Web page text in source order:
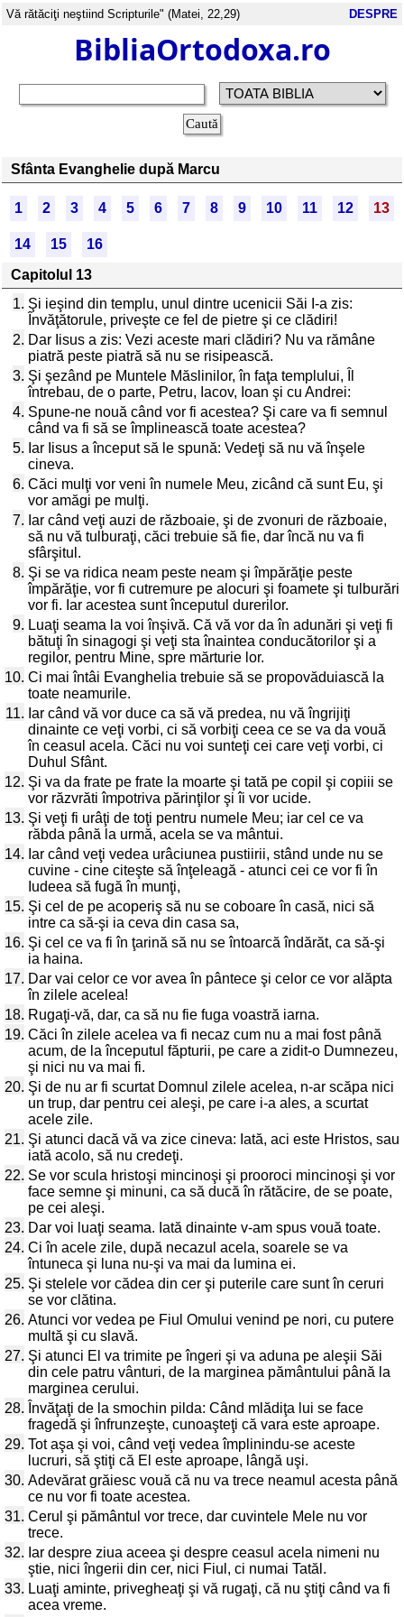
Vă rătăciţi neştiind Scripturile" (Matei, 22,29) DESPRE
BibliaOrtodoxa.ro
Sfânta Evanghelie după Marcu
1 2 3 4 5 6 7 8 9 10 11 12 13
14 15
16
Capitolul 13
1. Şi ieşind din templu, unul dintre ucenicii Săi I-a zis:
Învăţătorule, priveşte ce fel de pietre şi ce clădiri!
2. Dar Iisus a zis: Vezi aceste mari clădiri? Nu va rămâne
piatră peste piatră să nu se risipească.
3. Şi şezând pe Muntele Măslinilor, în faţa templului, Îl
întrebau, de o parte, Petru, Iacov, Ioan şi cu Andrei:
4. Spune-ne nouă când vor fi acestea? Şi care va fi semnul
când va fi să se împlinească toate acestea?
5. Iar Iisus a început să le spună: Vedeţi să nu vă înşele
cineva.
6. Căci mulţi vor veni în numele Meu, zicând că sunt Eu, şi
vor amăgi pe mulţi.
7. Iar când veţi auzi de războaie, şi de zvonuri de războaie,
să nu vă tulburaţi, căci trebuie să fie, dar încă nu va fi
sfârşitul.
8. Şi se va ridica neam peste neam şi împărăţie peste
împărăţie, vor fi cutremure pe alocuri şi foamete şi tulburări
vor fi. Iar acestea sunt începutul durerilor.
9. Luaţi seama la voi înşivă. Că vă vor da în adunări şi veţi fi
bătuţi în sinagogi şi veţi sta înaintea conducătorilor şi a
regilor, pentru Mine, spre mărturie lor.
10. Ci mai întâi Evanghelia trebuie să se propovăduiască la
toate neamurile.
11. Iar când vă vor duce ca să vă predea, nu vă îngrijiţi
dinainte ce veţi vorbi, ci să vorbiţi ceea ce se va da vouă
în ceasul acela. Căci nu voi sunteţi cei care veţi vorbi, ci
Duhul Sfânt.
12. Şi va da frate pe frate la moarte şi tată pe copil şi copiii se
vor răzvrăti împotriva părinţilor şi îi vor ucide.
13. Şi veţi fi urâţi de toţi pentru numele Meu; iar cel ce va
răbda până la urmă, acela se va mântui.
14. Iar când veţi vedea urâciunea pustiirii, stând unde nu se
cuvine - cine citeşte să înţeleagă - atunci cei ce vor fi în
Iudeea să fugă în munţi,
15. Şi cel de pe acoperiş să nu se coboare în casă, nici să
intre ca să-şi ia ceva din casa sa,
16. Şi cel ce va fi în ţarină să nu se întoarcă îndărăt, ca să-şi
ia haina.
17. Dar vai celor ce vor avea în pântece şi celor ce vor alăpta
în zilele acelea!
18. Rugaţi-vă, dar, ca să nu fie fuga voastră iarna.
19. Căci în zilele acelea va fi necaz cum nu a mai fost până
acum, de la începutul făpturii, pe care a zidit-o Dumnezeu,
şi nici nu va mai fi.
20. Şi de nu ar fi scurtat Domnul zilele acelea, n-ar scăpa nici
un trup, dar pentru cei aleşi, pe care i-a ales, a scurtat
acele zile.
21. Şi atunci dacă vă va zice cineva: Iată, aci este Hristos, sau
iată acolo, să nu credeţi.
22. Se vor scula hristoşi mincinoşi şi prooroci mincinoşi şi vor
face semne şi minuni, ca să ducă în rătăcire, de se poate,
pe cei aleşi.
23. Dar voi luaţi seama. Iată dinainte v-am spus vouă toate.
24. Ci în acele zile, după necazul acela, soarele se va
întuneca şi luna nu-şi va mai da lumina ei.
25. Şi stelele vor cădea din cer şi puterile care sunt în ceruri
se vor clătina.
26. Atunci vor vedea pe Fiul Omului venind pe nori, cu putere
multă şi cu slavă.
27. Şi atunci El va trimite pe îngeri şi va aduna pe aleşii Săi
din cele patru vânturi, de la marginea pământului până la
marginea cerului.
28. Învăţaţi de la smochin pilda: Când mlădiţa lui se face
fragedă şi înfrunzeşte, cunoaşteţi că vara este aproape.
29. Tot aşa şi voi, când veţi vedea împlinindu-se aceste
lucruri, să ştiţi că El este aproape, lângă uşi.
30. Adevărat grăiesc vouă că nu va trece neamul acesta până
ce nu vor fi toate acestea.
31. Cerul şi pământul vor trece, dar cuvintele Mele nu vor
trece.
32. Iar despre ziua aceea şi despre ceasul acela nimeni nu
ştie, nici îngerii din cer, nici Fiul, ci numai Tatăl.
33. Luaţi aminte, privegheaţi şi vă rugaţi, că nu ştiţi când va fi
acea vreme.